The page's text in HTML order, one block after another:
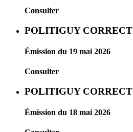
Consulter
POLITIGUY CORRECT
Émission du 19 mai 2026
Consulter
POLITIGUY CORRECT
Émission du 18 mai 2026